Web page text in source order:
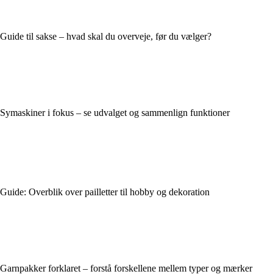
Guide til sakse – hvad skal du overveje, før du vælger?
Symaskiner i fokus – se udvalget og sammenlign funktioner
Guide: Overblik over pailletter til hobby og dekoration
Garnpakker forklaret – forstå forskellene mellem typer og mærker